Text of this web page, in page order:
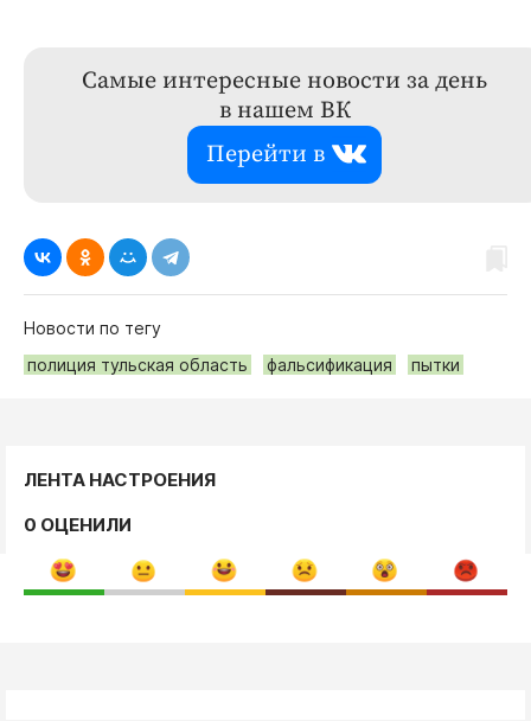
Самые интересные новости за день
в нашем ВК
Перейти в
Новости по тегу
полиция тульская область
фальсификация пытки
ЛЕНТА НАСТРОЕНИЯ
0 ОЦЕНИЛИ